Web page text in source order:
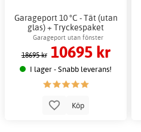
Garageport 10 °C - Tät (utan
glas) + Tryckespaket
Garageport utan fönster
18695 kr 10695 kr
I lager - Snabb leverans!
Köp